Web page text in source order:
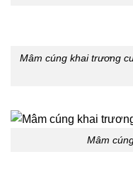
Mâm cúng khai trương
Mâm